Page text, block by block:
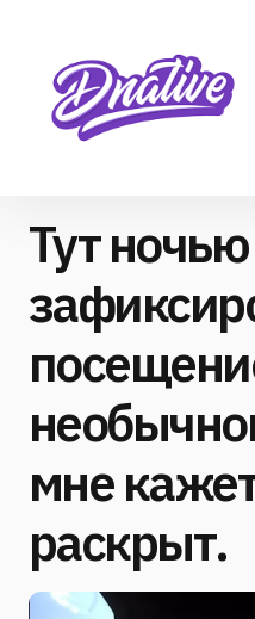
Тут ночью
мне
раскрыт.